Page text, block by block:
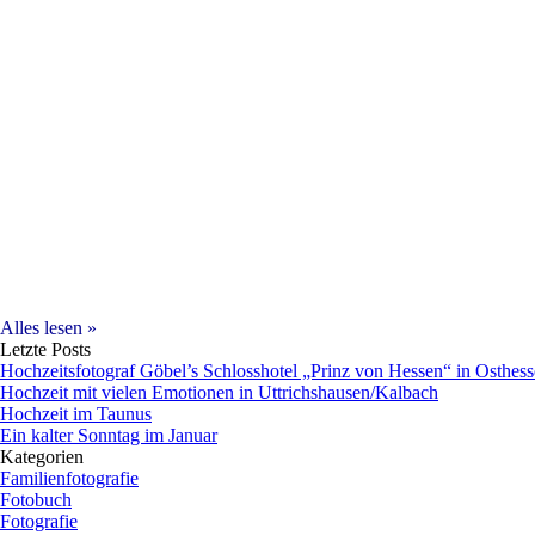
Alles lesen »
Letzte Posts
Hochzeitsfotograf Göbel’s Schlosshotel „Prinz von Hessen“ in
Hochzeit mit vielen Emotionen in Uttrichshausen/Kalbach
Hochzeit im Taunus
Ein kalter Sonntag im Januar
Kategorien
Familienfotografie
Fotobuch
Fotografie